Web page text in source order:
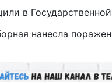
в
нанесла